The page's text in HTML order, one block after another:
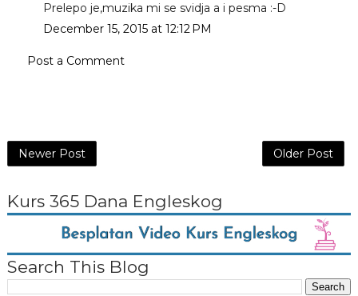
Prelepo je,muzika mi se svidja a i pesma :-D
December 15, 2015 at 12:12 PM
Post a Comment
Newer Post Older Post
Kurs 365 Dana Engleskog
Search This Blog